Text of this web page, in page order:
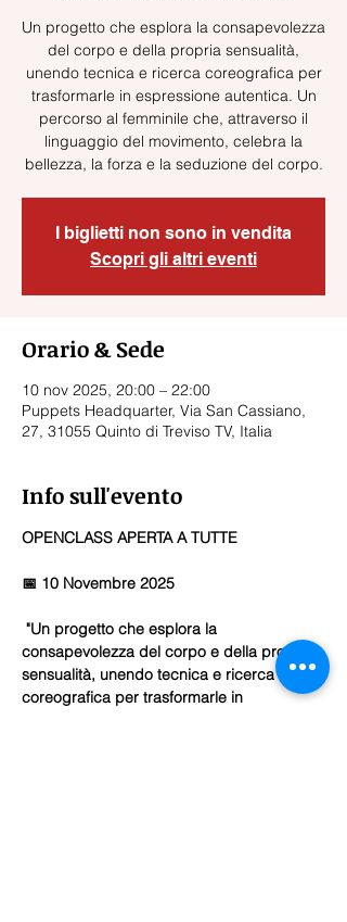
Un progetto che esplora la consapevolezza
del corpo e della propria sensualità,
unendo tecnica e ricerca coreografica per
trasformarle in espressione autentica. Un
percorso al femminile che, attraverso il
linguaggio del movimento, celebra la
bellezza, la forza e la seduzione del corpo.
I biglietti non sono in vendita
Scopri gli altri eventi
Orario & Sede
10 nov 2025, 20:00 – 22:00
Puppets Headquarter, Via San Cassiano,
27, 31055 Quinto di Treviso TV, Italia
Info sull'evento
OPENCLASS APERTA A TUTTE
📅 10 Novembre 2025
"Un progetto che esplora la
consapevolezza del corpo e della propria
sensualità, unendo tecnica e ricerca
coreografica per trasformarle in